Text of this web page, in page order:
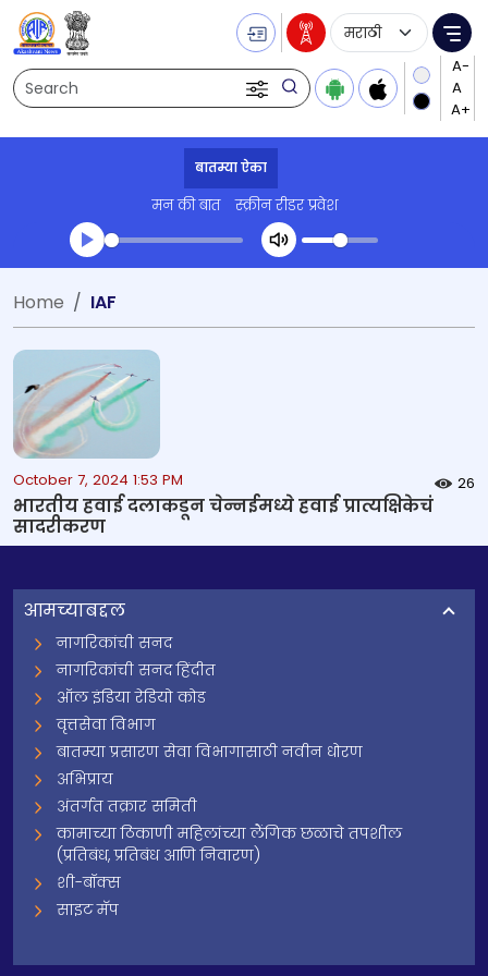
Search
Language
बातम्या ऐका
मन की बात स्क्रीन रीडर प्रवेश
Transcript summary
Home IAF
October 7, 2024 1:53 PM 26
भारतीय हवाई दलाकडून चेन्नईमध्ये हवाई प्रात्यक्षिकेचं
सादरीकरण
आमच्याबद्दल
नागरिकांची सनद
नागरिकांची सनद हिंदीत
ऑल इंडिया रेडियो कोड
वृत्तसेवा विभाग
बातम्या प्रसारण सेवा विभागासाठी नवीन धोरण
अभिप्राय
अंतर्गत तक्रार समिती
कामाच्या ठिकाणी महिलांच्या लैंगिक छळाचे तपशील
(प्रतिबंध, प्रतिबंध आणि निवारण)
शी-बॉक्स
साइट मॅप